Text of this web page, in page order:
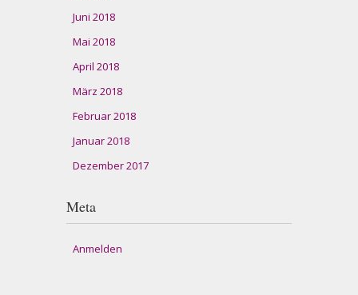
Juni 2018
Mai 2018
April 2018
März 2018
Februar 2018
Januar 2018
Dezember 2017
Meta
Anmelden